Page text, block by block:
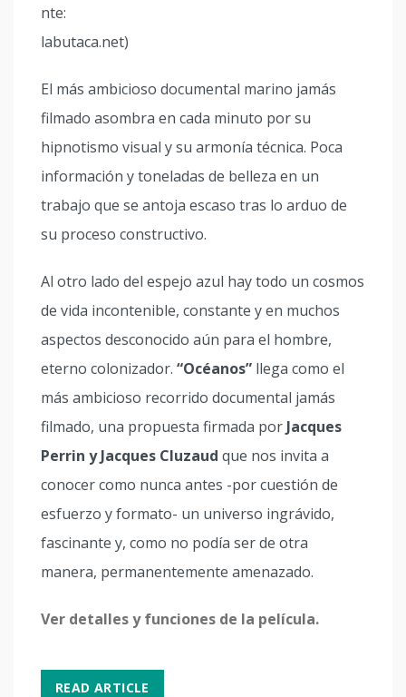
nte:
labutaca.net)
El más ambicioso documental marino jamás
filmado asombra en cada minuto por su
hipnotismo visual y su armonía técnica. Poca
información y toneladas de belleza en un
trabajo que se antoja escaso tras lo arduo de
su proceso constructivo.
Al otro lado del espejo azul hay todo un cosmos
de vida incontenible, constante y en muchos
aspectos desconocido aún para el hombre,
eterno colonizador. “Océanos” llega como el
más ambicioso recorrido documental jamás
filmado, una propuesta firmada por Jacques
Perrin y Jacques Cluzaud que nos invita a
conocer como nunca antes -por cuestión de
esfuerzo y formato- un universo ingrávido,
fascinante y, como no podía ser de otra
manera, permanentemente amenazado.
Ver detalles y funciones de la película.
READ ARTICLE